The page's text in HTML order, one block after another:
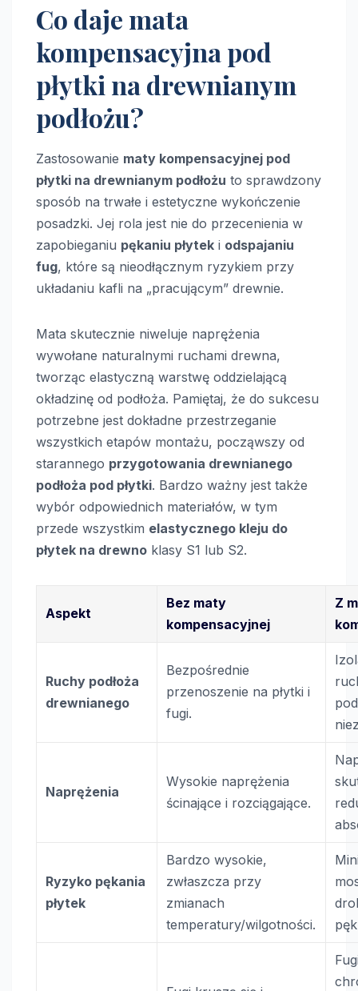
Co daje mata
kompensacyjna pod
płytki na drewnianym
podłożu?
Zastosowanie maty kompensacyjnej pod
płytki na drewnianym podłożu to sprawdzony
sposób na trwałe i estetyczne wykończenie
posadzki. Jej rola jest nie do przecenienia w
zapobieganiu pękaniu płytek i odspajaniu
fug, które są nieodłącznym ryzykiem przy
układaniu kafli na „pracującym” drewnie.
Mata skutecznie niweluje naprężenia
wywołane naturalnymi ruchami drewna,
tworząc elastyczną warstwę oddzielającą
okładzinę od podłoża. Pamiętaj, że do sukcesu
potrzebne jest dokładne przestrzeganie
wszystkich etapów montażu, począwszy od
starannego przygotowania drewnianego
podłoża pod płytki. Bardzo ważny jest także
wybór odpowiednich materiałów, w tym
przede wszystkim elastycznego kleju do
płytek na drewno klasy S1 lub S2.
Aspekt
Bez maty
kompensacyjnej
Z
Ruchy podłoża
drewnianego
Bezpośrednie
przenoszenie na płytki i
fugi.
Naprężenia
Wysokie naprężenia
ścinające i rozciągające.
Ryzyko pękania
płytek
Bardzo wysokie,
zwłaszcza przy
zmianach
temperatury/wilgotności.